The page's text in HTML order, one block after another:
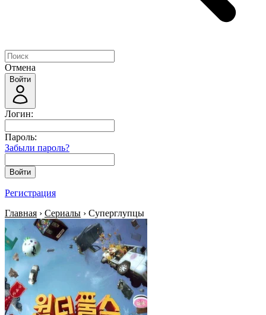
Отмена
Войти
Логин:
Пароль:
Забыли пароль?
Войти
Регистрация
Главная › Сериалы › Суперглупцы